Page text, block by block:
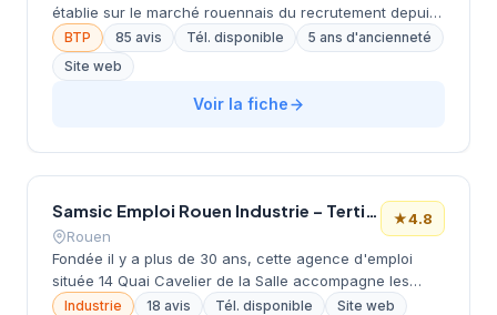
établie sur le marché rouennais du recrutement depuis
près de quarante ans. Ce cabinet, dirigé par la famille
Solano, opère depuis ses locaux du quai Jean Moulin
dans le centre de Rouen. La structure développe ses
activités de conseil en recrutement et
ses partenaires normands.
BTP 85 avis Tél. disponible
5 ans d'ancienneté
Site web
Voir la fiche
Samsic Emploi Rouen Industrie – Tertiaire
Rouen
★4.8
Fondée il y a plus de 30 ans, cette agence d'emploi
située 14 Quai Cavelier de la Salle accompagne les
entreprises rouennaises dans leurs besoins en
Industrie 18 avis Tél. disponible Site web